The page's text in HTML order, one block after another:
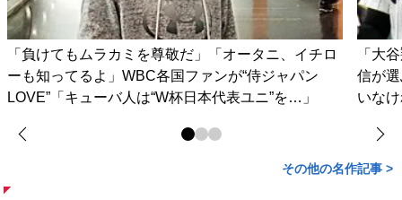
「負けてもムラカミを尊敬だ」「オータニ、イチロ
ーも知ってるよ」WBC各国ファンが“侍ジャパン
LOVE”「キューバ人は“W杯日本代表ユニ”を…」
「大
信が
いな
その他の名作記事 >